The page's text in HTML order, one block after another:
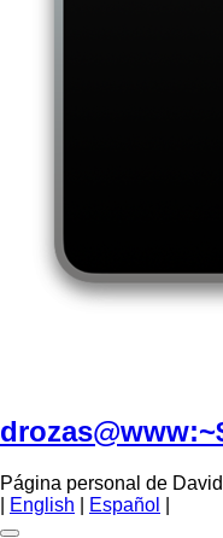
Página personal de
English Español